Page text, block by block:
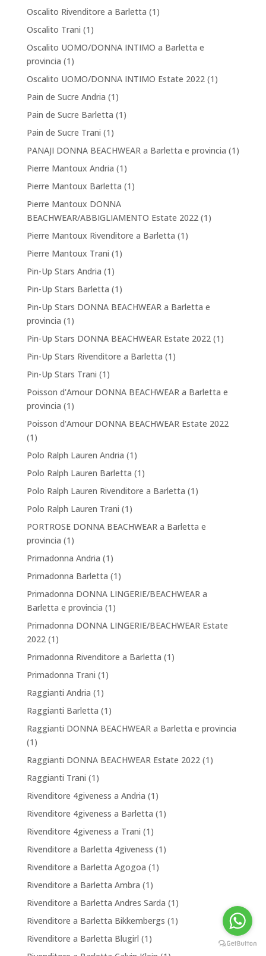
Oscalito Rivenditore a Barletta (1)
Oscalito Trani (1)
Oscalito UOMO/DONNA INTIMO a Barletta e
provincia (1)
Oscalito UOMO/DONNA INTIMO Estate 2022(1)
Pain de Sucre Andria (1)
Pain de Sucre Barletta (1)
Pain de Sucre Trani (1)
PANAJI DONNA BEACHWEAR a Barletta e provincia (1)
Pierre Mantoux Andria (1)
Pierre Mantoux Barletta (1)
Pierre Mantoux DONNA
BEACHWEAR/ABBIGLIAMENTO Estate 2022(1)
Pierre Mantoux Rivenditore a Barletta (1)
Pierre Mantoux Trani (1)
Pin-Up Stars Andria (1)
Pin-Up Stars Barletta (1)
Pin-Up Stars DONNA BEACHWEAR a Barletta e
provincia (1)
Pin-Up Stars DONNA BEACHWEAR Estate 2022(1)
Pin-Up Stars Rivenditore a Barletta (1)
Pin-Up Stars Trani (1)
Poisson d'Amour DONNA BEACHWEAR a Barletta e
provincia (1)
Poisson d'Amour DONNA BEACHWEAR Estate 2022
(1)
Polo Ralph Lauren Andria (1)
Polo Ralph Lauren Barletta (1)
Polo Ralph Lauren Rivenditore a Barletta (1)
Polo Ralph Lauren Trani (1)
PORTROSE DONNA BEACHWEAR a Barletta e
provincia (1)
Primadonna Andria (1)
Primadonna Barletta (1)
Primadonna DONNA LINGERIE/BEACHWEAR a
Barletta e provincia (1)
Primadonna DONNA LINGERIE/BEACHWEAR Estate
2022(1)
Primadonna Rivenditore a Barletta (1)
Primadonna Trani (1)
Raggianti Andria (1)
Raggianti Barletta (1)
Raggianti DONNA BEACHWEAR a Barletta e provincia
(1)
Raggianti DONNA BEACHWEAR Estate 2022(1)
Raggianti Trani (1)
Rivenditore 4giveness a Andria (1)
Rivenditore 4giveness a Barletta (1)
Rivenditore 4giveness a Trani (1)
Rivenditore a Barletta 4giveness (1)
Rivenditore a Barletta Agogoa (1)
Rivenditore a Barletta Ambra (1)
Rivenditore a Barletta Andres Sarda (1)
Rivenditore a Barletta Bikkembergs (1)
Rivenditore a Barletta Blugirl (1)